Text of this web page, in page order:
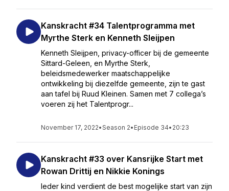
Kanskracht #34 Talentprogramma met
Myrthe Sterk en Kenneth Sleijpen
Kenneth Sleijpen, privacy-officer bij de gemeente
Sittard-Geleen, en Myrthe Sterk,
beleidsmedewerker maatschappelijke
ontwikkeling bij diezelfde gemeente, zijn te gast
aan tafel bij Ruud Kleinen. Samen met 7 collega’s
voeren zij het Talentprogr...
November 17, 2022•Season 2• Episode 34• 20:23
Kanskracht #33 over Kansrijke Start met
Rowan Drittij en Nikkie Konings
Ieder kind verdient de best mogelijke start van zijn